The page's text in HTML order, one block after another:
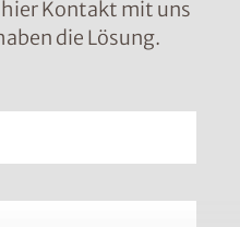
Kontakt mit uns
die Lösung.